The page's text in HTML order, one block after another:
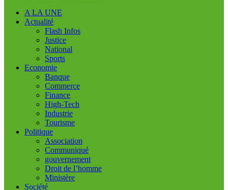
A LA UNE
Actualité
Flash Infos
Justice
National
Sports
Economie
Banque
Commerce
Finance
High-Tech
Industrie
Tourisme
Politique
Association
Communiqué
gouvernement
Droit de l’homme
Ministère
Société